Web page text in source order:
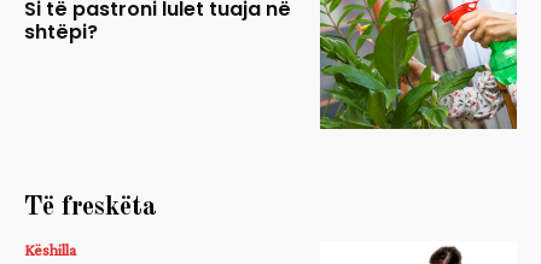
Si të pastroni lulet tuaja në
shtëpi?
Të freskëta
Këshilla